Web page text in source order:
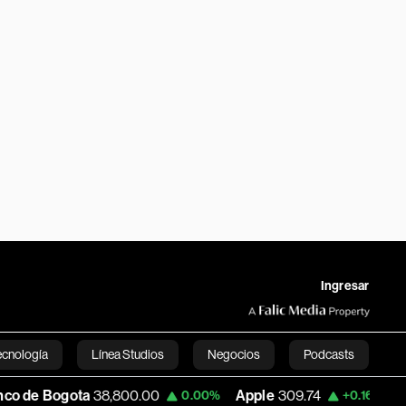
Ingresar
Línea Studios Negocios Podcasts
English0.00% Apple 309.74 +0.16% USD COP 3,177.94